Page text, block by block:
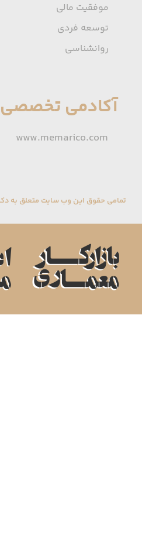
موفقیت مالی
توسعه فردی
روانشناسی
آکادمی
www.memarico.com
تمامی حقوق این وب سایت متعلق به